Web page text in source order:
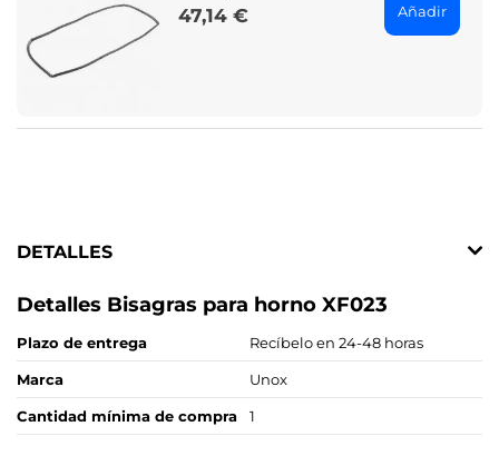
Price
47,14 € Añadir
DETALLES
Detalles Bisagras para horno XF023
Plazo de entrega Recíbelo en 24-48 horas
Marca Unox
Cantidad mínima de compra 1